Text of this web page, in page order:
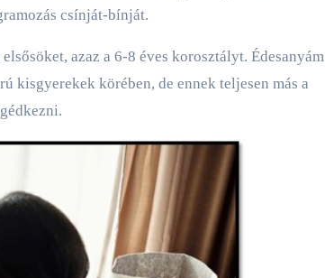
csínját-bínját.
azaz a 6-8 éves korosztályt. Édesanyám
kisgyerekek körében, de ennek teljesen más a